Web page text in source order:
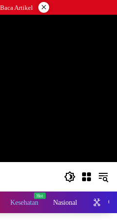
Artikel ×
Kesehatan Nasional